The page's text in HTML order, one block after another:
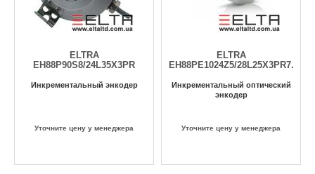
ELTRA
EH88P90S8/24L35X3PR
Инкрементальный энкодер
Уточните цену у менеджера
ELTRA
EH88PE1024Z5/28L25X3PR7.767
Инкрементальный оптический
энкодер
Уточните цену у менеджера